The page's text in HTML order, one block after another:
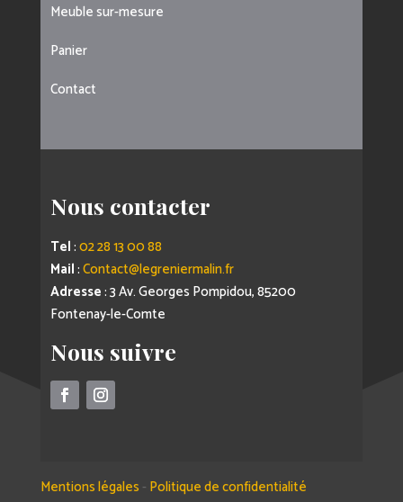
Meuble sur-mesure
Panier
Contact
Nous contacter
Tel:02 28 13 00 88
Mail:Contact@legreniermalin.fr
Adresse: 3 Av. Georges Pompidou, 85200
Fontenay-le-Comte
Nous suivre
Mentions légales - Politique de confidentialité